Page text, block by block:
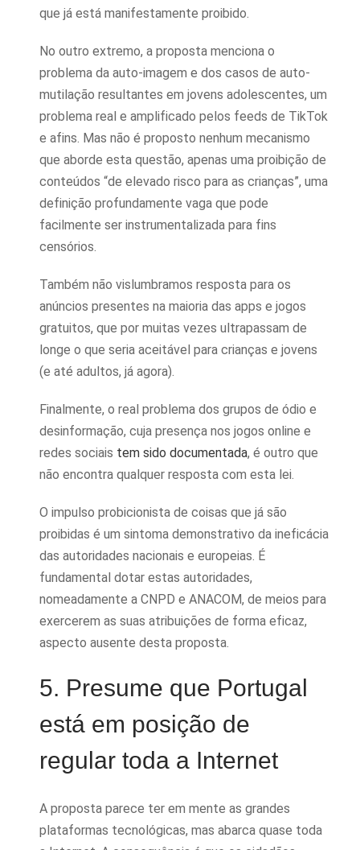
que já está manifestamente proibido.
No outro extremo, a proposta menciona o
problema da auto-imagem e dos casos de auto-
mutilação resultantes em jovens adolescentes, um
problema real e amplificado pelos feeds de TikTok
e afins. Mas não é proposto nenhum mecanismo
que aborde esta questão, apenas uma proibição de
conteúdos “de elevado risco para as crianças”, uma
definição profundamente vaga que pode
facilmente ser instrumentalizada para fins
censórios.
Também não vislumbramos resposta para os
anúncios presentes na maioria das apps e jogos
gratuitos, que por muitas vezes ultrapassam de
longe o que seria aceitável para crianças e jovens
(e até adultos, já agora).
Finalmente, o real problema dos grupos de ódio e
desinformação, cuja presença nos jogos online e
redes sociais tem sido documentada, é outro que
não encontra qualquer resposta com esta lei.
O impulso probicionista de coisas que já são
proibidas é um sintoma demonstrativo da ineficácia
das autoridades nacionais e europeias. É
fundamental dotar estas autoridades,
nomeadamente a CNPD e ANACOM, de meios para
exercerem as suas atribuições de forma eficaz,
aspecto ausente desta proposta.
5. Presume que Portugal
está em posição de
regular toda a Internet
A proposta parece ter em mente as grandes
plataformas tecnológicas, mas abarca quase toda